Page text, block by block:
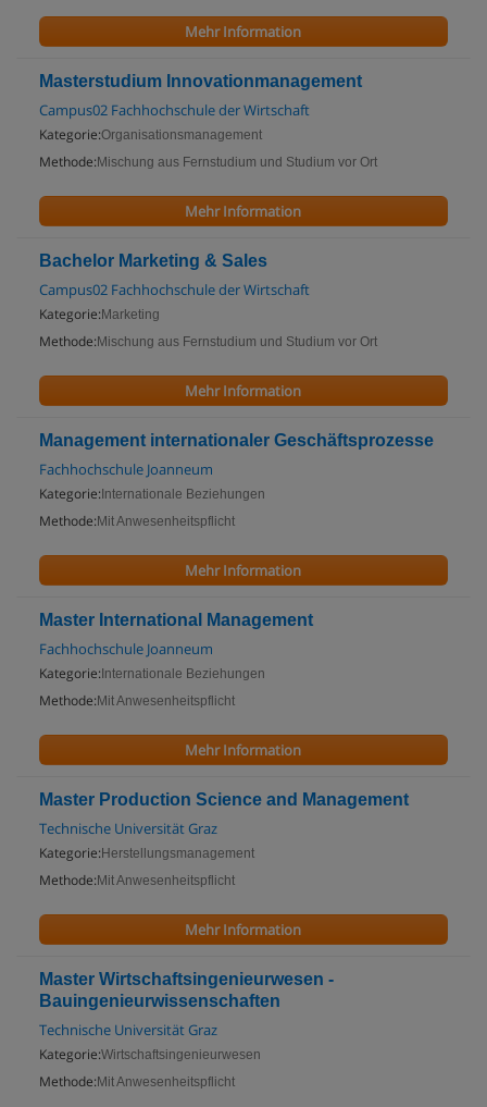
Mehr Information
Masterstudium Innovationmanagement
Campus02 Fachhochschule der Wirtschaft
Kategorie:Organisationsmanagement
Methode: Mischung aus Fernstudium und Studium vor Ort
Mehr Information
Bachelor Marketing & Sales
Campus02 Fachhochschule der Wirtschaft
Kategorie: Marketing
Methode: Mischung aus Fernstudium und Studium vor Ort
Mehr Information
Management internationaler Geschäftsprozesse
Fachhochschule Joanneum
Kategorie: Internationale Beziehungen
Methode: Mit Anwesenheitspflicht
Mehr Information
Master International Management
Fachhochschule Joanneum
Kategorie: Internationale Beziehungen
Methode: Mit Anwesenheitspflicht
Mehr Information
Master Production Science and Management
Technische Universität Graz
Kategorie: Herstellungsmanagement
Methode: Mit Anwesenheitspflicht
Mehr Information
Master Wirtschaftsingenieurwesen -
Bauingenieurwissenschaften
Technische Universität Graz
Kategorie:Wirtschaftsingenieurwesen
Methode: Mit Anwesenheitspflicht